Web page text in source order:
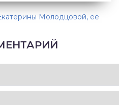
Молодцовой, ее